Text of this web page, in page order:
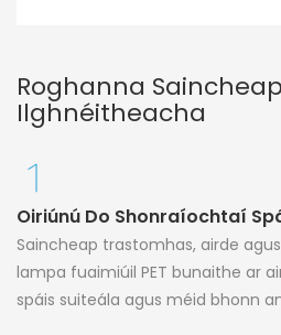
Roghanna
Ilghnéitheacha
Oiriúnú Do Shonraíochtaí
Saincheap trastomhas, airde
lampa fuaimiúil PET bunaithe ar
spáis suiteála agus méid bhonn